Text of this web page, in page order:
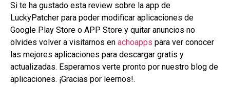
Si te ha gustado esta review sobre la app de
LuckyPatcher para poder modificar aplicaciones de
Google Play Store o APP Store y quitar anuncios no
olvides volver a visitarnos en achoapps para ver conocer
las mejores aplicaciones para descargar gratis y
actualizadas. Esperamos verte pronto por nuestro blog de
aplicaciones. ¡Gracias por leernos!.